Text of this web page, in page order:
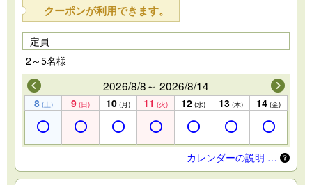
クーポンが利用できます。
定員
2～5名様
2026/8/8～ 2026/8/14
8 (土) 9 (日) 10 (月) 11 (火) 12 (水) 13 (木) 14 (金)
カレンダーの説明 …